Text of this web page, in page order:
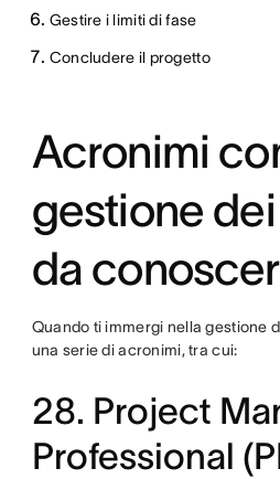
Gestire i limiti di fase
Concludere il progetto
Acronimi
gestione
da
Quando ti immergi nella gestione
una serie di acronimi, tra cui:
28. Project
Professional